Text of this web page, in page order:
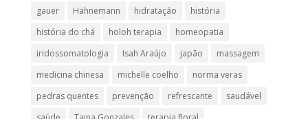
gauer
Hahnemann hidratação
história
história do chá
holoh terapia
homeopatia
iridossomatologia
Isah Araújo japão
massagem
medicina chinesa
michelle coelho
norma veras
pedras quentes
prevenção refrescante
saudável